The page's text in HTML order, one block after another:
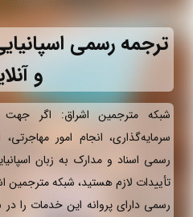
ترجمه رسمی
و
شبکه مترجمین اشراق: اگر جهت
سرمایه‌گذاری، انجام امور
رسمی اسناد و مدارک به زبان
تأییدات لازم هستید، شبکه مترجمین
رسمی دارای پروانه این خدمات را در